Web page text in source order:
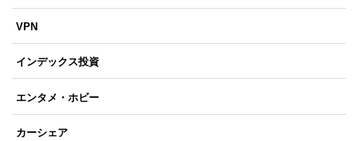
VPN
インデックス投資
エンタメ・ホビー
カーシェア